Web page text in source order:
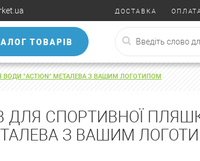
ДОСТАВКА
ТОВАРІВ
"ACTION" МЕТАЛЕВА З ВАШИМ ЛОГОТИПОМ
ДЛЯ СПОРТИВНОЇ
З ВАШИМ